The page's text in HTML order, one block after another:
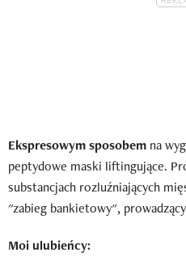
Ekspresowym sposobem na
peptydowe maski liftingujące.
substancjach rozluźniających
"zabieg bankietowy",
Moi ulubieńcy: